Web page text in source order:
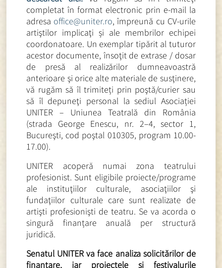
completat în format electronic prin e-mail la
adresa office@uniter.ro, împreună cu CV-urile
artiştilor implicaţi și ale membrilor echipei
coordonatoare. Un exemplar tipărit al tuturor
acestor documente, însoţit de extrase / dosar
de presă al realizărilor dumneavoastră
anterioare şi orice alte materiale de susţinere,
vă rugăm să îl trimiteți prin poştă/curier sau
să îl depuneţi personal la sediul Asociației
UNITER – Uniunea Teatrală din România
(strada George Enescu, nr. 2–4, sector 1,
Bucureşti, cod poştal 010305, program 10.00-
17.00).
UNITER acoperă numai zona teatrului
profesionist. Sunt eligibile proiecte/programe
ale instituţiilor culturale, asociaţiilor şi
fundaţiilor culturale care sunt realizate de
artişti profesionişti de teatru. Se va acorda o
singură finanțare anuală per structură
juridică.
Senatul UNITER va face analiza solicitărilor de
finanţare, iar proiectele şi festivalurile